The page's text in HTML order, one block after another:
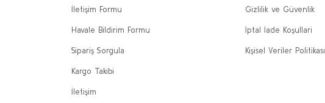
İletişim Formu
Havale Bildirim Formu
Sipariş Sorgula
Kargo Takibi
İletişim
Gizlilik ve Güvenlik
İptal İade Koşullari
Kişisel Veriler Politikası